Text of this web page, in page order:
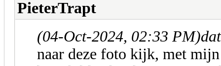
PieterTrapt
(04-Oct-2024, 02:33 PM)
naar deze foto kijk, met